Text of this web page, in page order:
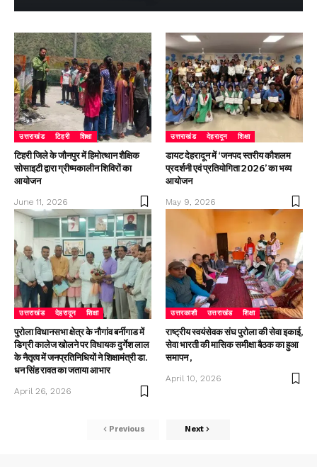
उत्तराखंड टिहरी शिक्षा
टिहरी जिले के जौनपुर में हिमोत्थान शैक्षिक
सोसाइटी द्वारा ग्रीष्मकालीन शिविरों का
आयोजन
June 11, 2026
उत्तराखंड देहरादून शिक्षा
डायट देहरादून में ‘जनपद स्तरीय कौशलम
प्रदर्शनी एवं प्रतियोगिता 2026’ का भव्य
आयोजन
May 9, 2026
उत्तराखंड देहरादून शिक्षा
पुरोला विधानसभा क्षेत्र के नौगांव बर्नीगाड में
डिग्री कालेज खोलने पर विधायक दुर्गेश लाल
के नैतृत्व में जनप्रतिनिधियों ने शिक्षामंत्री डा.
धन सिंह रावत का जताया आभार
April 26, 2026
उत्तरकाशी उत्तराखंड शिक्षा
राष्ट्रीय स्वयंसेवक संघ पुरोला की सेवा इकाई,
सेवा भारती की मासिक समीक्षा बैठक का हुआ
समापन ,
April 10, 2026
Previous Next